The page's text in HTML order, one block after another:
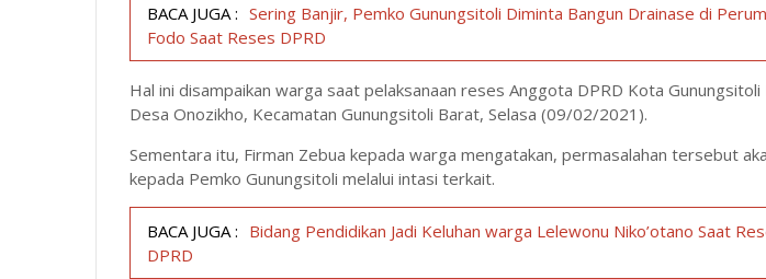
BACA JUGA : Sering Banjir, Pemko Gunungsitoli Diminta Bangun Drainase di
Fodo Saat Reses DPRD
Hal ini disampaikan warga saat pelaksanaan reses Anggota DPRD Kota
Desa Onozikho, Kecamatan Gunungsitoli Barat, Selasa (09/02/2021).
Sementara itu, Firman Zebua kepada warga mengatakan, permasalahan tersebut
kepada Pemko Gunungsitoli melalui intasi terkait.
BACA JUGA : Bidang Pendidikan Jadi Keluhan warga Lelewonu Niko’otano Saat
DPRD